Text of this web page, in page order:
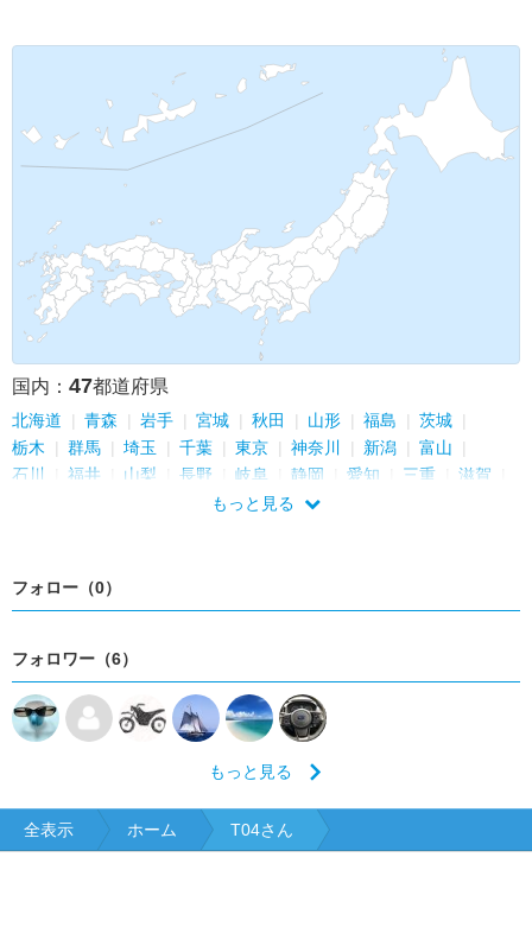
国内： 47都道府県
北海道 青森 岩手 宮城 秋田 山形 福島
茨城
栃木
群馬 埼玉 千葉 東京 神奈川 新潟
富山
石川
福井 山梨 長野 岐阜 静岡 愛知 三重
滋賀
和歌山 鳥取
もっと見る
フォロー（0）
フォロワー（6）
もっと見る
全表示 ホーム T04さん